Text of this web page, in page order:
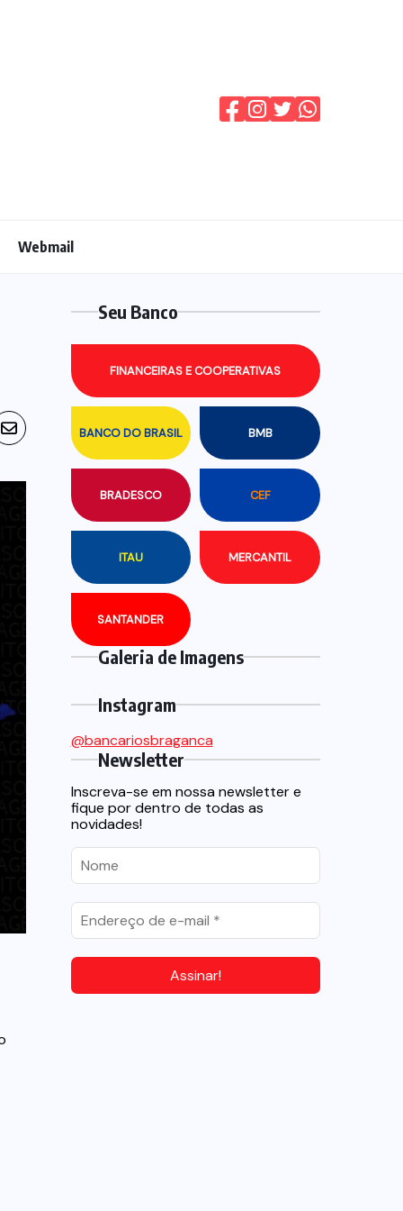
Webmail
Seu Banco
BANCO DO BRASIL BMB
BRADESCO CEF
FINANCEIRAS E COOPERATIVAS
ITAU MERCANTIL
SANTANDER
Galeria de Imagens
Instagram
@bancariosbraganca
Newsletter
Inscreva-se em nossa newsletter e
fique por dentro de todas as
novidades!